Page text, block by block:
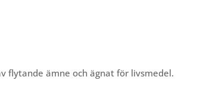
flytande ämne och ägnat för livsmedel.